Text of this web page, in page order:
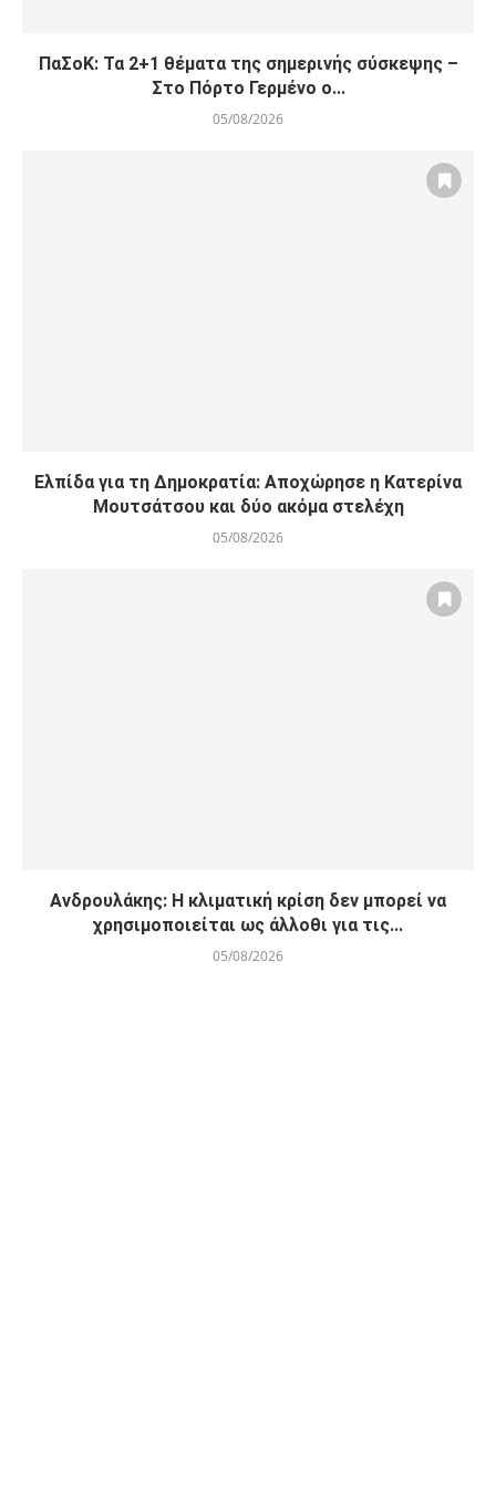
ΠαΣοΚ: Τα 2+1 θέματα της σημερινής σύσκεψης –
Στο Πόρτο Γερμένο ο...
05/08/2026
Ελπίδα για τη Δημοκρατία: Αποχώρησε η Κατερίνα
Μουτσάτσου και δύο ακόμα στελέχη
05/08/2026
Ανδρουλάκης: Η κλιματική κρίση δεν μπορεί να
χρησιμοποιείται ως άλλοθι για τις...
05/08/2026